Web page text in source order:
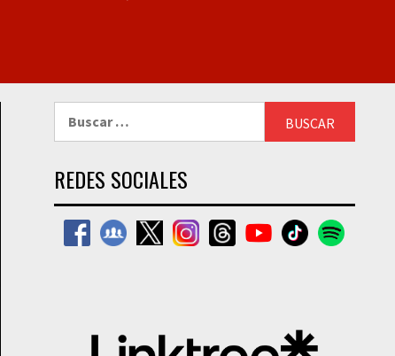
REDES SOCIALES